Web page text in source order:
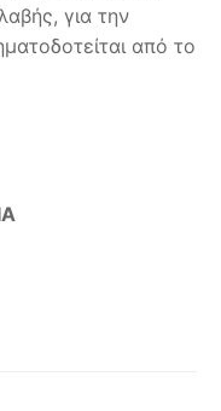
για την
από το